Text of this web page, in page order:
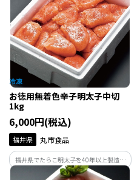
汚れだけをすっきりオフ。
お徳用無着色辛子明太子中切
1kg
6,000円(税込)
福井県 丸市食品
福井県でたらこ明太子を40年以上製造し
ている丸市食品が作る辛子明太子です。製